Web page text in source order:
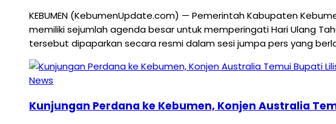
KEBUMEN (KebumenUpdate.com) — Pemerintah Kabupaten
memiliki sejumlah agenda besar untuk memperingati Hari Ulang
tersebut dipaparkan secara resmi dalam sesi jumpa pers yang
News
Kunjungan Perdana ke Kebumen, Konjen Australia